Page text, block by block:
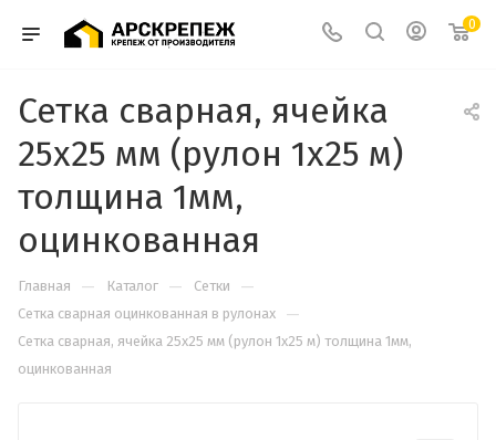
0
Сетка сварная, ячейка
25х25 мм (рулон 1х25 м)
толщина 1мм,
оцинкованная
Главная — Каталог — Сетки —
Сетка сварная оцинкованная в рулонах —
Сетка сварная, ячейка 25х25 мм (рулон 1х25 м) толщина 1мм,
оцинкованная